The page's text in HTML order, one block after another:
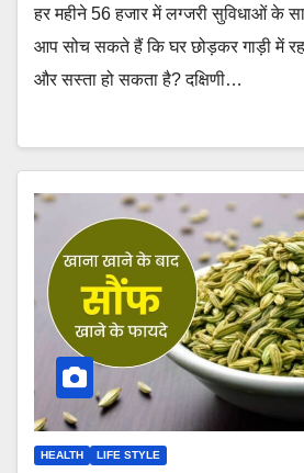
हर महीने 56 हजार में लग्जरी सुविधाओं के
आप सोच सकते हैं कि घर छोड़कर गाड़ी में
और सस्ता हो सकता है? दक्षिणी…
HEALTH LIFE STYLE